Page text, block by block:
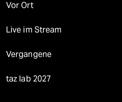
Vor Ort
Live im Stream
Vergangene
taz lab 2027